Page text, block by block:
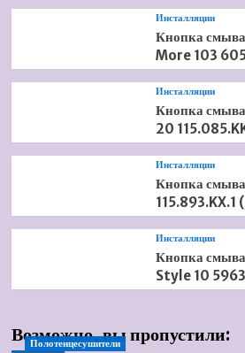
Инсталляции
Кнопка
More 103
Инсталляции
Кнопка
20
Инсталляции
Кнопка
115.893.KX.1
Инсталляции
Кнопка
Style 10
Возможно, вы пропустили:
Полотенцесушители